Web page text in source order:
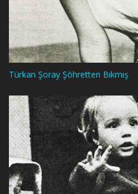
Türkan Şoray Şöhretten Bıkmış